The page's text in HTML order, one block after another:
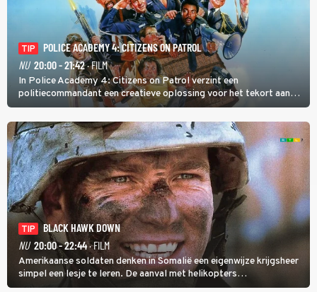
TIP
POLICE ACADEMY 4: CITIZENS ON PATROL
NU 20:00 - 21:42· FILM
In Police Academy 4: Citizens on Patrol verzint een
politiecommandant een creatieve oplossing voor het tekort aan
agenten.
TIP
BLACK HAWK DOWN
NU 20:00 - 22:44· FILM
Amerikaanse soldaten denken in Somalië een eigenwijze krijgsheer
simpel een lesje te leren. De aanval met helikopters
verloopt in Black Hawk down dramatisch.